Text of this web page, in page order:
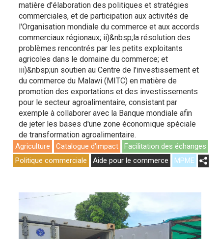
matière d'élaboration des politiques et stratégies
commerciales, et de participation aux activités de
l'Organisation mondiale du commerce et aux accords
commerciaux régionaux; ii)&nbsp;la résolution des
problèmes rencontrés par les petits exploitants
agricoles dans le domaine du commerce; et
iii)&nbsp;un soutien au Centre de l'investissement et
du commerce du Malawi (MITC) en matière de
promotion des exportations et des investissements
pour le secteur agroalimentaire, consistant par
exemple à collaborer avec la Banque mondiale afin
de jeter les bases d'une zone économique spéciale
de transformation agroalimentaire.
Agriculture Catalogue d'impact
Facilitation des échanges
Politique commerciale
Aide pour le commerce MPME